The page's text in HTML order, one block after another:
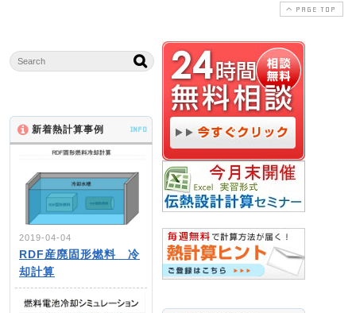
PAGE TOP
新着熱計算事例 INFO
2019-04-04
RDF産廃固形燃料 冷
却計算